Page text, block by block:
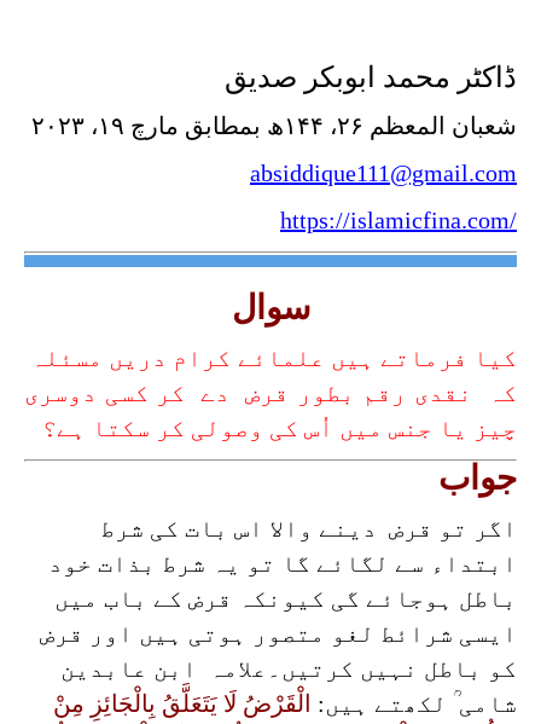
ڈاکٹر محمد ابوبکر صدیق
شعبان المعظم ۲۶، ۱۴۴ھ بمطابق مارچ ۱۹، ۲۰۲۳
absiddique111@gmail.com
https://islamicfina.com/
سوال
کیا فرماتے ہیں علمائے کرام دریں مسئلہ
کہ نقدی رقم بطور قرض دے کر کسی دوسری
چیز یا جنس میں اُس کی وصولی کر سکتا ہے؟
جواب
اگر تو قرض دینے والا اس بات کی شرط
ابتداء سے لگائے گا تو یہ شرط بذات خود
باطل ہوجائے گی کیونکہ قرض کے باب میں
ایسی شرائط لغو متصور ہوتی ہیں اور قرض
کو باطل نہیں کرتیں۔ علامہ ابن عابدین
شامی ؒ لکھتے ہیں: الْقَرْضُ لَا يَتَعَلَّقُ بِالْجَائِزِ مِنْ